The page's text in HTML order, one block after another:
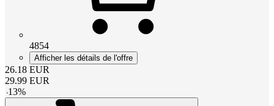
4854
Afficher les détails de l'offre
26.18 EUR
29.99 EUR
-13%